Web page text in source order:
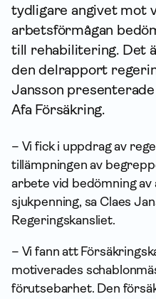
tydligare angivet mot
arbetsförmågan
till rehabilitering. Det
den delrapport
Jansson
Afa För­säkring.
– Vi fick i uppdrag av
tillämpningen av
arbete vid bedömning av
sjukpenning, sa Claes
Regeringskansliet.
– Vi fann att
motiverades
förutsebarhet. Den